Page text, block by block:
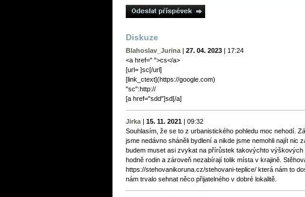
Diskuze
Blahoslav_Jurina | 27. 04. 2023 | 17:24
<a href=" ">cs</a>
[url= ]sc[/url]
[link_сtext](https://google.com)
"sc":http://
[a href="sdd"]sd[/a]
Jirka | 15. 11. 2021 | 09:32
Souhlasím, že se to z urbanistického pohledu moc nehodí.
jsme nedávno sháněli bydlení a nikde jsme nemohli najít nic
budem muset asi zvykat na přírůstek takovýchto
hodně rodin a zároveň nezabírají tolik místa v krajině.
https://stehovanikoruna.cz/stehovani-teplice/ která nám to
nám trvalo sehnat něco přijatelného v dobré lokalitě.